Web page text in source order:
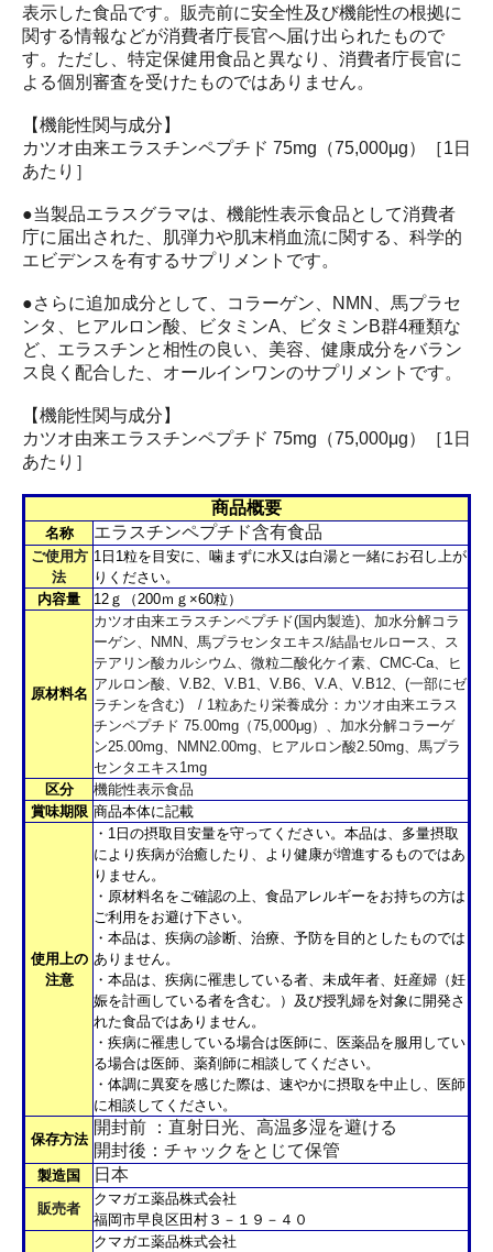
表示した食品です。販売前に安全性及び機能性の根拠に
関する情報などが消費者庁長官へ届け出られたもので
す。ただし、特定保健用食品と異なり、消費者庁長官に
よる個別審査を受けたものではありません。
【機能性関与成分】
カツオ由来エラスチンペプチド 75mg（75,000μg）［1日
あたり］
●当製品エラスグラマは、機能性表示食品として消費者
庁に届出された、肌弾力や肌末梢血流に関する、科学的
エビデンスを有するサプリメントです。
●さらに追加成分として、コラーゲン、NMN、馬プラセ
ンタ、ヒアルロン酸、ビタミンA、ビタミンB群4種類な
ど、エラスチンと相性の良い、美容、健康成分をバラン
ス良く配合した、オールインワンのサプリメントです。
【機能性関与成分】
カツオ由来エラスチンペプチド 75mg（75,000μg）［1日
あたり］
商品概要
名称 エラスチンペプチド含有食品
ご使用方
法
1日1粒を目安に、噛まずに水又は白湯と一緒にお召し上が
りください。
内容量
12ｇ（200ｍｇ×60粒）
原材料名
カツオ由来エラスチンペプチド(国内製造)、加水分解コラ
ーゲン、NMN、馬プラセンタエキス/結晶セルロース、ス
テアリン酸カルシウム、微粒二酸化ケイ素、CMC-Ca、ヒ
アルロン酸、V.B2、V.B1、V.B6、V.A、V.B12、(一部にゼ
ラチンを含む) / 1粒あたり栄養成分：カツオ由来エラス
チンペプチド 75.00mg（75,000μg）、加水分解コラーゲ
ン25.00mg、NMN2.00mg、ヒアルロン酸2.50mg、馬プラ
センタエキス1mg
区分
機能性表示食品
賞味期限 商品本体に記載
使用上の
注意
・1日の摂取目安量を守ってください。本品は、多量摂取
により疾病が治癒したり、より健康が増進するものではあ
りません。
・原材料名をご確認の上、食品アレルギーをお持ちの方は
ご利用をお避け下さい。
・本品は、疾病の診断、治療、予防を目的としたものでは
ありません。
・本品は、疾病に罹患している者、未成年者、妊産婦（妊
娠を計画している者を含む。）及び授乳婦を対象に開発さ
れた食品ではありません。
・疾病に罹患している場合は医師に、医薬品を服用してい
る場合は医師、薬剤師に相談してください。
・体調に異変を感じた際は、速やかに摂取を中止し、医師
に相談してください。
保存方法
開封前 ：直射日光、高温多湿を避ける
開封後：チャックをとじて保管
製造国 日本
販売者
クマガエ薬品株式会社
福岡市早良区田村３－１９－４０
クマガエ薬品株式会社